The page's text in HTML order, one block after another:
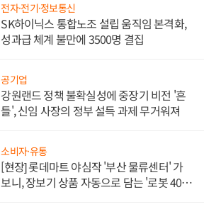
전자·전기·정보통신
SK하이닉스 통합노조 설립 움직임 본격화,
성과급 체계 불만에 3500명 결집
공기업
강원랜드 정책 불확실성에 중장기 비전 '흔
들', 신임 사장의 정부 설득 과제 무거워져
소비자·유통
[현장] 롯데마트 야심작 '부산 물류센터' 가
보니, 장보기 상품 자동으로 담는 '로봇 400